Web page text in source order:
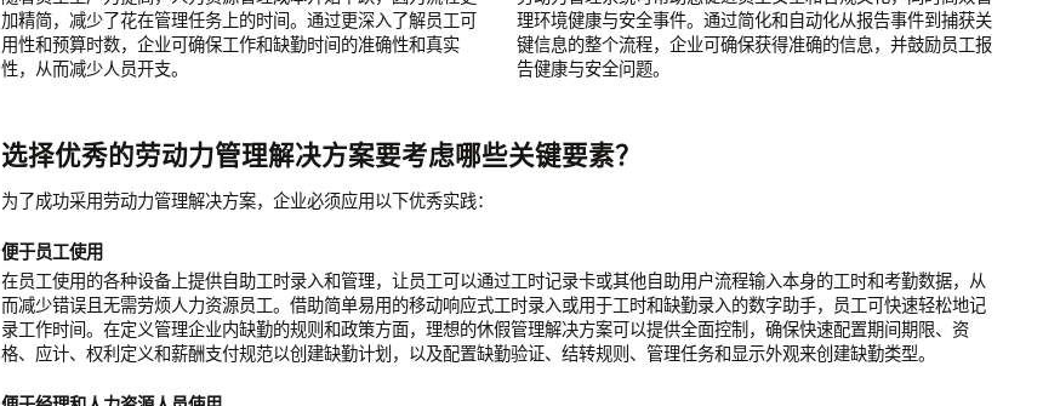
加精简，减少了花在管理任务上的时间。通过更深入了解员工可
用性和预算时数，企业可确保工作和缺勤时间的准确性和真实
性，从而减少人员开支。
理环境健康与安全事件。通过简化和自动化从报告事件到捕获关
键信息的整个流程，企业可确保获得准确的信息，并鼓励员工报
告健康与安全问题。
选择优秀的劳动力管理解决方案要考虑哪些关键要素？
为了成功采用劳动力管理解决方案，企业必须应用以下优秀实践：
便于员工使用
在员工使用的各种设备上提供自助工时录入和管理，让员工可以通过工时记录卡或其他自助用户流程输入本身的工时和考勤数据，从
而减少错误且无需劳烦人力资源员工。借助简单易用的移动响应式工时录入或用于工时和缺勤录入的数字助手，员工可快速轻松地记
录工作时间。在定义管理企业内缺勤的规则和政策方面，理想的休假管理解决方案可以提供全面控制，确保快速配置期间期限、资
格、应计、权利定义和薪酬支付规范以创建缺勤计划，以及配置缺勤验证、结转规则、管理任务和显示外观来创建缺勤类型。